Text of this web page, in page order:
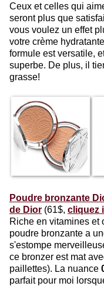
Ceux et celles qui
seront plus que
vous voulez un effet
votre crème
formule est versatile,
superbe. De plus, il
grasse!
Poudre bronzante
de Dior (61$, cliquez
Riche en vitamines et
poudre bronzante a
s'estompe
ce bronzer est mat
paillettes). La nuance
parfait pour moi